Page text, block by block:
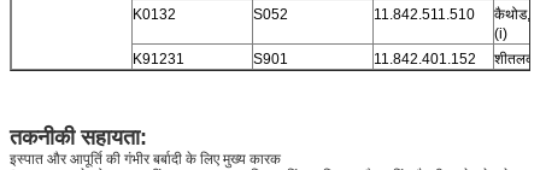
K0132
S052 11.842.511.510
कैथोड,
(i)
K91231
S901 11.842.401.152 शीतलक
तकनीकी सहायता:
इस्पात और आपूर्ति की गंभीर बर्बादी के लिए मुख्य कारक